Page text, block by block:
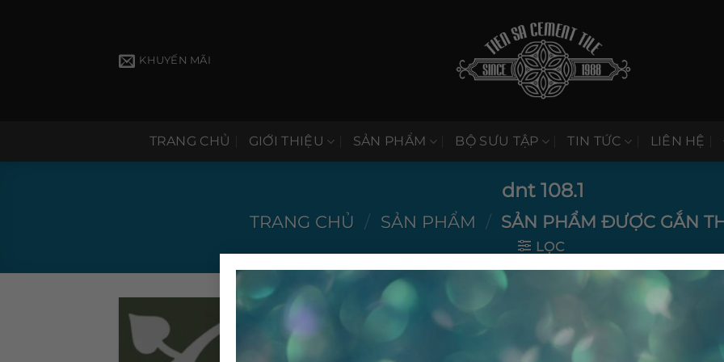
KHUYẾN MÃI
TRANG CHỦ GIỚI THIỆU SẢN PHẨM BỘ SƯU TẬP TIN TỨC LIÊN HỆ
dnt 108.1
TRANG CHỦ / SẢN PHẨM / SẢN PHẨM ĐƯỢC GẮN
LỌC